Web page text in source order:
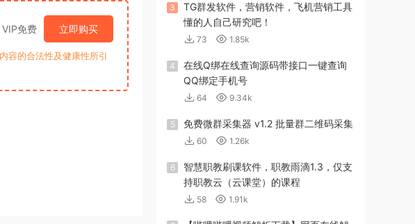
VIP免费 立即购买
容的合法性及健康性所引
3
TG群发软件，营销软件，飞机营销工具
懂的人自己研究吧！
73 1.85k
4
在线Q绑在线查询源码带接口一键查询
QQ绑定手机号
64 9.34k
5 免费微群采集器 v1.2 批量群二维码采集
60 1.26k
6
智慧职教刷课软件，职教雨滴1.3，仅支
持职教云（云课堂）的课程
58 1.91k